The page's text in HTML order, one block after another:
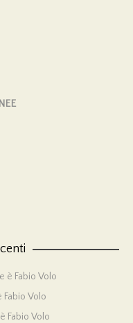
è Fabio Volo
Volo
Fabio Volo